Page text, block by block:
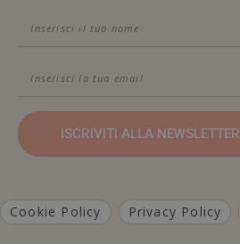
ISCRIVITI ALLA NEWSLETTER
Cookie Policy Privacy Policy